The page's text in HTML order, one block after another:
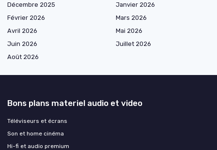
Décembre 2025
Janvier 2026
Février 2026
Mars 2026
Avril 2026
Mai 2026
Juin 2026
Juillet 2026
Août 2026
Bons plans materiel audio et video
Téléviseurs et écrans
Son et home cinéma
Hi-fi et audio premium